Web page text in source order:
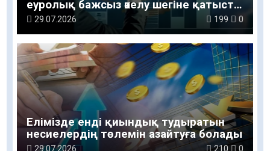
еуролық бажсыз әкелу шегіне қатысты
түсінік берді
29.07.2026 199 0
Елімізде енді қиындық тудыратын
несиелердің төлемін азайтуға болады
29.07.2026 210 0